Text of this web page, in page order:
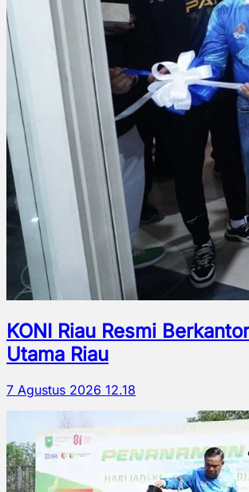
KONI Riau Resmi
Utama Riau
7 Agustus 2026 12.18